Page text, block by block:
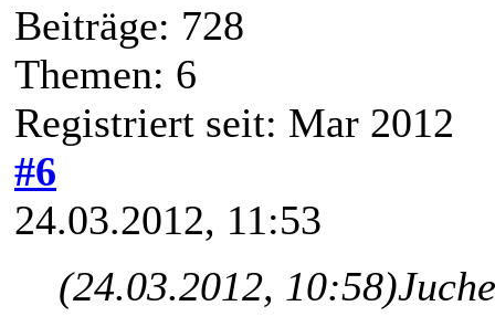
Beiträge: 728
Themen: 6
Registriert seit: Mar 2012
#6
24.03.2012, 11:53
(24.03.2012, 10:58)